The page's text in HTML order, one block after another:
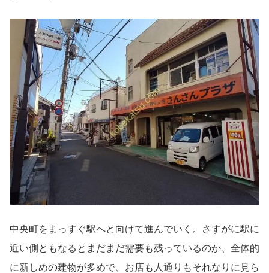
中央町をまっすぐ駅へと向けて進んでいく。さすがに駅に
近い側ともなるとまだまだ需要も残っているのか、全体的
に新しめの建物が多めで、お店も人通りもそれなりに見ら